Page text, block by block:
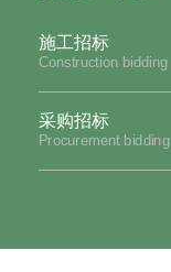
施工招标
Construction bidding
采购招标
Procurement bidding